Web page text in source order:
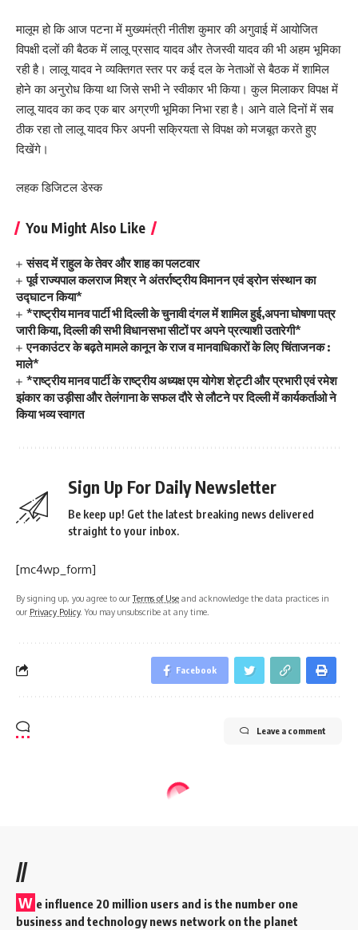
मालूम हो कि आज पटना में मुख्यमंत्री नीतीश कुमार की अगुवाई में आयोजित
विपक्षी दलों की बैठक में लालू प्रसाद यादव और तेजस्वी यादव की भी अहम भूमिका
रही है। लालू यादव ने व्यक्तिगत स्तर पर कई दल के नेताओं से बैठक में शामिल
होने का अनुरोध किया था जिसे सभी ने स्वीकार भी किया। कुल मिलाकर विपक्ष में
लालू यादव का कद एक बार अग्रणी भूमिका निभा रहा है। आने वाले दिनों में सब
ठीक रहा तो लालू यादव फिर अपनी सक्रियता से विपक्ष को मजबूत करते हुए
दिखेंगे।
लहक डिजिटल डेस्क
You Might Also Like
संसद में राहुल के तेवर और शाह का पलटवार
पूर्व राज्यपाल कलराज मिश्र ने अंतर्राष्ट्रीय विमानन एवं ड्रोन संस्थान का
उद्घाटन किया*
*राष्ट्रीय मानव पार्टी भी दिल्ली के चुनावी दंगल में शामिल हुई,अपना घोषणा पत्र
जारी किया, दिल्ली की सभी विधानसभा सीटों पर अपने प्रत्याशी उतारेगी*
एनकाउंटर के बढ़ते मामले कानून के राज व मानवाधिकारों के लिए चिंताजनक :
माले*
*राष्ट्रीय मानव पार्टी के राष्ट्रीय अध्यक्ष एम योगेश शेट्टी और प्रभारी एवं रमेश
झंकार का उड़ीसा और तेलंगाना के सफल दौरे से लौटने पर दिल्ली में कार्यकर्ताओ ने
किया भव्य स्वागत
Sign Up For Daily Newsletter
Be keep up! Get the latest breaking news delivered
straight to your inbox.
[mc4wp_form]
By signing up, you agree to ourTerms of Use and acknowledge the data practices in
our Privacy Policy. You may unsubscribe at any time.
Facebook
Leave a comment
//
W e influence 20 million users and is the number one
business and technology news network on the planet